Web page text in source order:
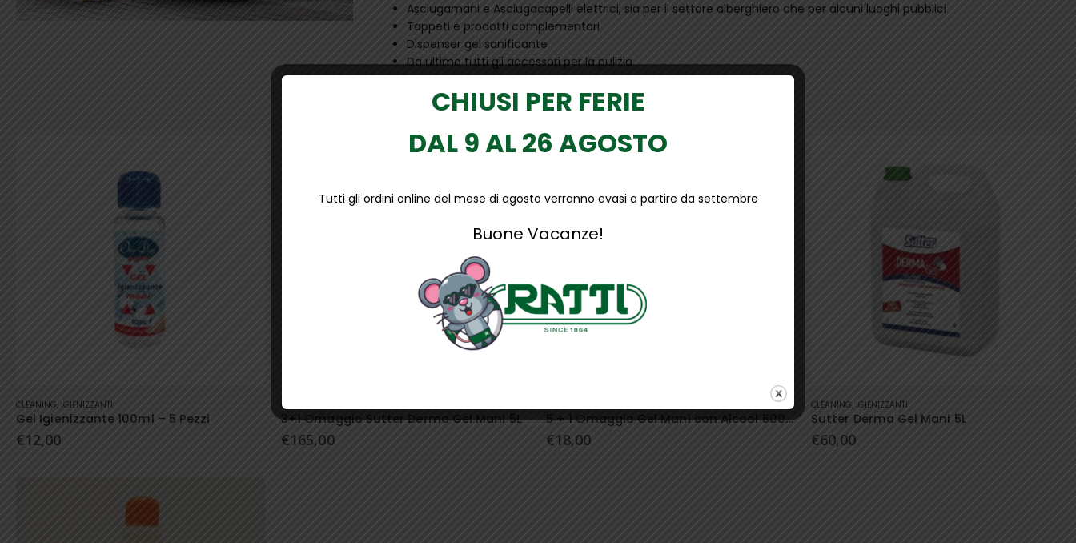
Asciugamani e Asciugacapelli elettrici, sia per il settore alberghiero che per alcuni luoghi pubblici
Tappeti e prodotti complementari
Dispenser gel sanificante
Da ultimo tutti gli accessori per la pulizia
CLEANING, IGIENIZZANTI
Gel Igienizzante 100ml – 5 Pezzi
€12,00
CLEANING
3+1 Omaggio Sutter Derma Gel Mani 5L
€165,00
5 + 1 Omaggio Gel Mani con Alcool 500 ml
€18,00
CLEANING, IGIENIZZANTI
Sutter Derma Gel Mani 5L
€60,00
CHIUSI PER FERIE
DAL 9 AL 26 AGOSTO
Tutti gli ordini online del mese di agosto verranno evasi a partire da settembre
Buone Vacanze!